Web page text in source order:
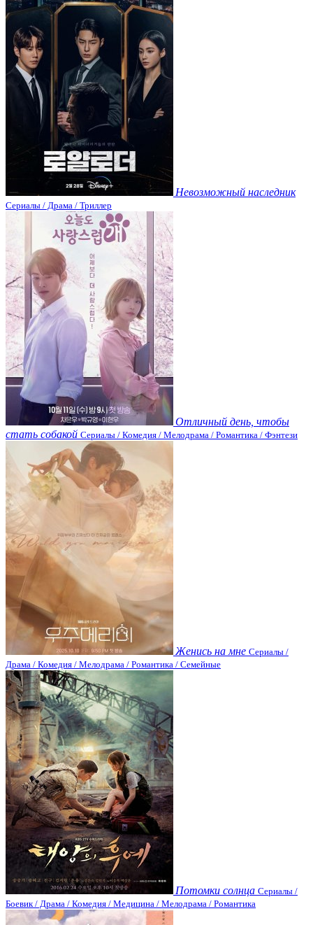
Невозможный наследник
Сериалы / Драма / Триллер
Отличный день, чтобы
стать собакой Сериалы / Комедия / Мелодрама / Романтика / Фэнтези
Женись на мне Сериалы /
Драма / Комедия / Мелодрама / Романтика / Семейные
Потомки солнца Сериалы /
Боевик / Драма / Комедия / Медицина / Мелодрама / Романтика